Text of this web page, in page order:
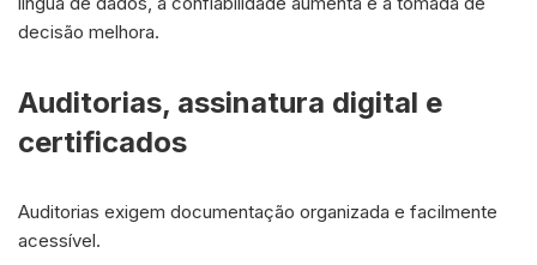
decisão melhora.
Auditorias, assinatura digital e
certificados
Auditorias exigem documentação organizada e facilmente
acessível.